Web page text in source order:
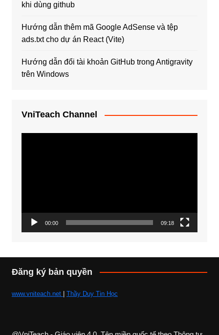
khi dùng github
Hướng dẫn thêm mã Google AdSense và tệp
ads.txt cho dự án React (Vite)
Hướng dẫn đổi tài khoản GitHub trong Antigravity
trên Windows
VniTeach Channel
00:00 09:18
Đăng ký bản quyền
www.vniteach.net | Thầy Duy Tin Học